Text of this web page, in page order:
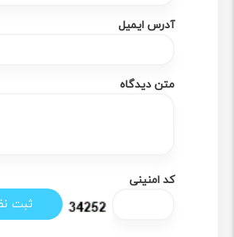
آدرس ایمیل
متن دیدگاه
کد امنینی